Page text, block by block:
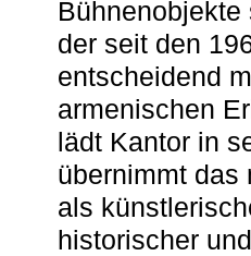
der seit den
entscheidend
armenischen
lädt Kantor in
übernimmt das
als
historischer